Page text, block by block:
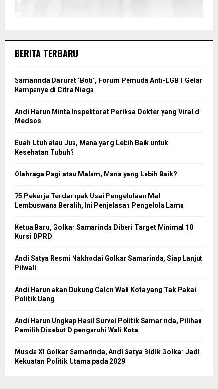
BERITA TERBARU
Samarinda Darurat ‘Boti’, Forum Pemuda Anti-LGBT Gelar
Kampanye di Citra Niaga
Andi Harun Minta Inspektorat Periksa Dokter yang Viral di
Medsos
Buah Utuh atau Jus, Mana yang Lebih Baik untuk
Kesehatan Tubuh?
Olahraga Pagi atau Malam, Mana yang Lebih Baik?
75 Pekerja Terdampak Usai Pengelolaan Mal
Lembuswana Beralih, Ini Penjelasan Pengelola Lama
Ketua Baru, Golkar Samarinda Diberi Target Minimal 10
Kursi DPRD
Andi Satya Resmi Nakhodai Golkar Samarinda, Siap Lanjut
Pilwali
Andi Harun akan Dukung Calon Wali Kota yang Tak Pakai
Politik Uang
Andi Harun Ungkap Hasil Survei Politik Samarinda, Pilihan
Pemilih Disebut Dipengaruhi Wali Kota
Musda XI Golkar Samarinda, Andi Satya Bidik Golkar Jadi
Kekuatan Politik Utama pada 2029